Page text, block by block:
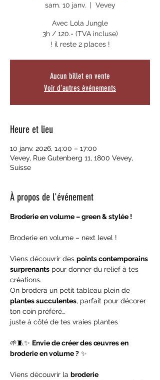
sam. 10 janv.
  |
Vevey
Avec Lola Jungle
3h / 120.- (TVA incluse)
! il reste 2 places !
Aucun billet en vente
Voir d'autres événements
Heure et lieu
10 janv. 2026, 14:00 – 17:00
Vevey, Rue Gutenberg 11, 1800 Vevey,
Suisse
À propos de l'événement
Broderie en volume – green & stylée !
Broderie en volume – next level !
Viens découvrir des points contemporains
surprenants pour donner du relief à tes
créations.
On brodera un petit tableau plein de
plantes succulentes, parfait pour décorer
ton coin préféré…
juste à côté de tes vraies plantes
🌱🧵✨ Envie de créer des œuvres en
broderie en volume ? ✨
Viens découvrir la broderie